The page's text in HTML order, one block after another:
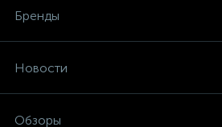
Бренды
Новости
Обзоры